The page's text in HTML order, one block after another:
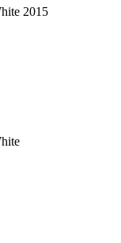
2015